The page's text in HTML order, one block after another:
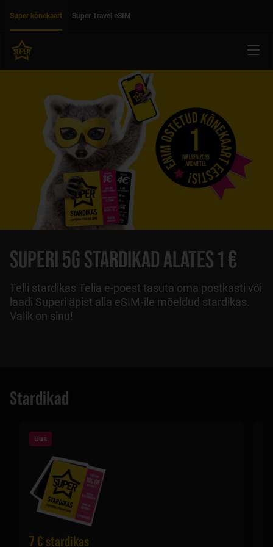
Super kõnekaart
Super Travel eSIM
SUPERI 5G STARDIKAD ALATES 1 €
Telli stardikas Telia e-poest tasuta oma postkasti või
laadi Superi äpist alla eSIM‑ile mõeldud stardikas.
Valik on sinu!
Stardikad
Uus
7 € stardikas